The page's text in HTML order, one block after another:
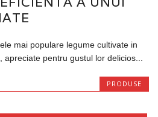
mai populare legume cultivate in
pentru gustul lor delicios...
PRODUSE